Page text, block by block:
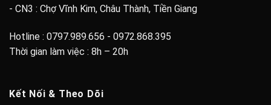
- CN3 : Chợ Vĩnh Kim, Châu Thành, Tiền Giang
Hotline : 0797.989.656 - 0972.868.395
Thời gian làm việc : 8h – 20h
Kết Nối & Theo Dõi